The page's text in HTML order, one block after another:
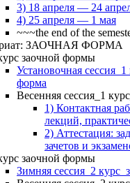
3) 18 апреля — 24
4) 25 апреля — 1 мая
~~~the end of the
ЗАОЧНАЯ ФОРМА
заочной формы
Установочная сессия_1
форма
Весенняя сессия_1
1) Контактная
лекций,
2) Аттестация:
зачетов и
заочной формы
Зимняя сессия_2